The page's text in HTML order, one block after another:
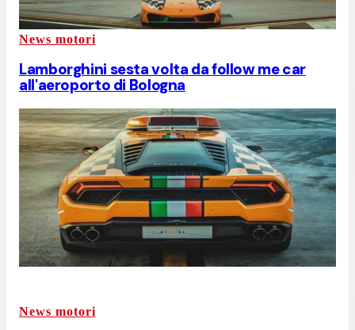
News motori
Lamborghini sesta volta da follow me car
all'aeroporto di Bologna
News motori